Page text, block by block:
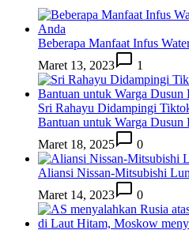
Beberapa Manfaat Infus
Maret 13, 2023
1
Sri Rahayu Didampingi
Bantuan untuk Warga
Maret 18, 2025
0
Aliansi Nissan-Mitsubishi
Maret 14, 2023
0